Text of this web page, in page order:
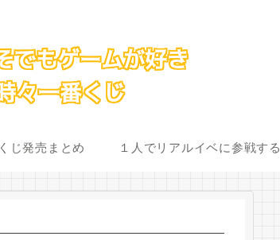
くじ発売まとめ １人でリアルイベに参戦する